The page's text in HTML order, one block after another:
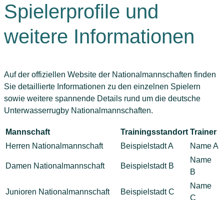
Spielerprofile und
weitere Informationen
Auf der offiziellen Website der Nationalmannschaften finden
Sie detaillierte Informationen zu den einzelnen Spielern
sowie weitere spannende Details rund um die deutsche
Unterwasserrugby Nationalmannschaften.
Mannschaft Trainingsstandort Trainer
Herren Nationalmannschaft
Beispielstadt A Name A
Damen Nationalmannschaft Beispielstadt B
Name
B
Junioren Nationalmannschaft Beispielstadt C
Name
C